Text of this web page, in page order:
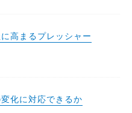
高まるプレッシャー
化に対応できるか